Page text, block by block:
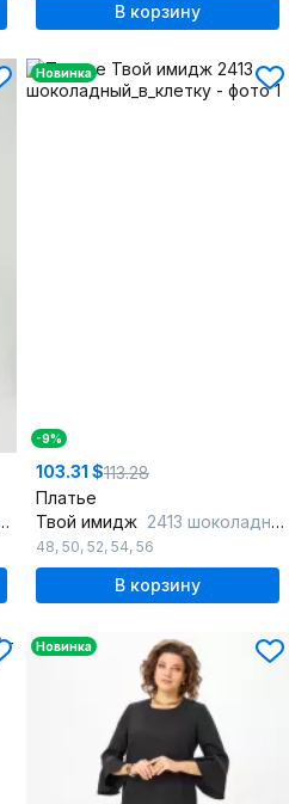
В корзину
Новинка
-9%
103.31 $113.28
Платье
Твой имидж 2413 шоколадный_в_клетку
48, 50, 52, 54, 56
В корзину
Новинка